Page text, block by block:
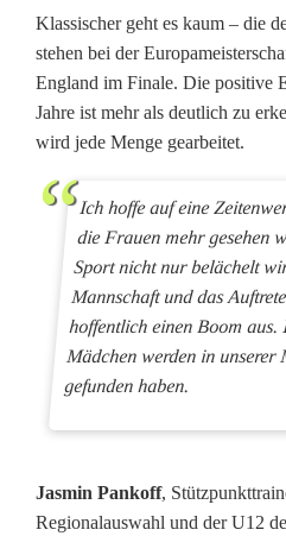
r
F
r
a
b
Klassischer geht es kaum – die
stehen bei der
England im Finale. Die positive
Jahre ist mehr als deutlich zu
wird jede Menge gearbeitet.
Ich hoffe auf eine
die Frauen mehr gesehen
Sport nicht nur belächelt
Mannschaft und das
hoffentlich einen Boom aus.
Mädchen werden in unserer
gefunden haben.
Jasmin Pankoff,
Regionalauswahl und der U12